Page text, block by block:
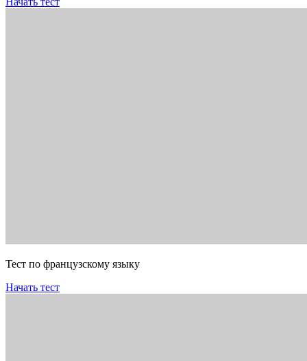
Тест по французскому языку
Начать тест